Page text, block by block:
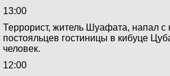
13:00
Террорист, житель Шуафата, напал с
постояльцев гостиницы в кибуце
человек.
12:00